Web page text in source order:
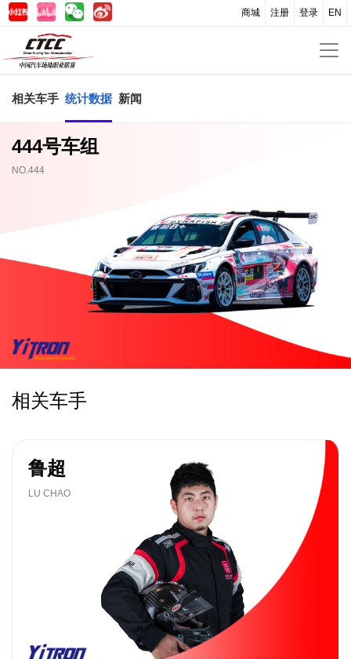
EN
登录
注册
商城
相关车手 统计数据 新闻
444号车组
NO.444
相关车手
鲁超
LU CHAO